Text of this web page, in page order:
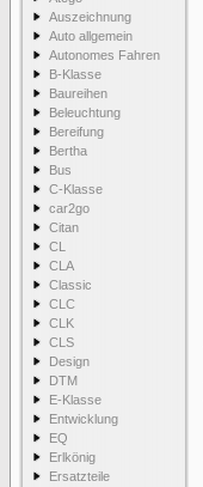
Auszeichnung
Auto allgemein
Autonomes Fahren
B-Klasse
Baureihen
Beleuchtung
Bereifung
Bertha
Bus
C-Klasse
car2go
Citan
CL
CLA
Classic
CLC
CLK
CLS
Design
DTM
E-Klasse
Entwicklung
EQ
Erlkönig
Ersatzteile